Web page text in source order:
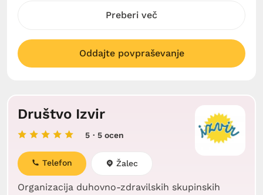
Preberi več
Oddajte povpraševanje
Društvo Izvir
5 · 5 ocen
Organizacija duhovno-zdravilskih skupinskih
Telefon Žalec